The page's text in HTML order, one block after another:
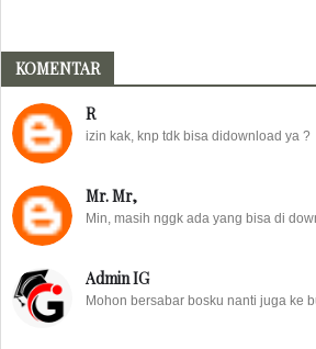
KOMENTAR
R
izin kak, knp tdk bisa didownload ya ?
Mr. Mr,
Min, masih nggk ada yang bisa di
Admin IG
Mohon bersabar bosku nanti juga ke